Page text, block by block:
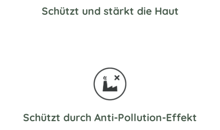
Schützt und stärkt die Haut
Schützt durch Anti-Pollution-Effekt